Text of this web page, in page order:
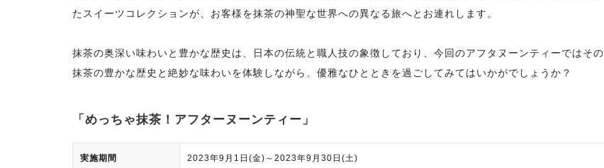
たスイーツコレクションが、お客様を抹茶の神聖な世界への異なる旅へとお連れします。
抹茶の奥深い味わいと豊かな歴史は、日本の伝統と職人技の象徴しており、今回のアフタヌーンティーではその
抹茶の豊かな歴史と絶妙な味わいを体験しながら、優雅なひとときを過ごしてみてはいかがでしょうか？
「めっちゃ抹茶！アフターヌーンティー」
実施期間 2023年9月1日(金)～2023年9月30日(土)